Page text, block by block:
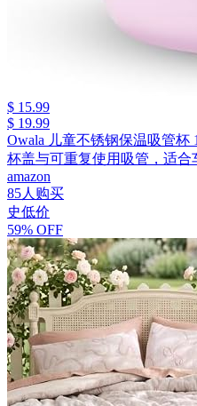
$ 15.99
$ 19.99
Owala 儿童不锈钢保温吸管杯
杯盖与可重复使用吸管，适合
amazon
85人购买
史低价
59% OFF